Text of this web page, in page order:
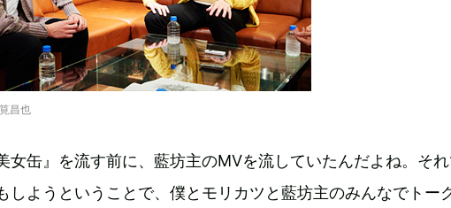
昌也
女缶』を流す前に、藍坊主のMVを流していたんだよね。そ
しようということで、僕とモリカツと藍坊主のみんなでトー